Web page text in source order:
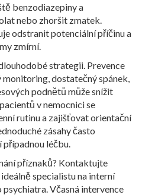
benzodiazepiny a
nebo zhoršit zmatek.
odstranit potenciální příčinu a
zmírní.
strategii. Prevence
monitoring, dostatečný spánek,
podnětů může snížit
v nemocnici se
rutinu a zajišťovat orientační
zásahy často
případnou léčbu.
příznaků? Kontaktujte
specialistu na interní
Včasná intervence